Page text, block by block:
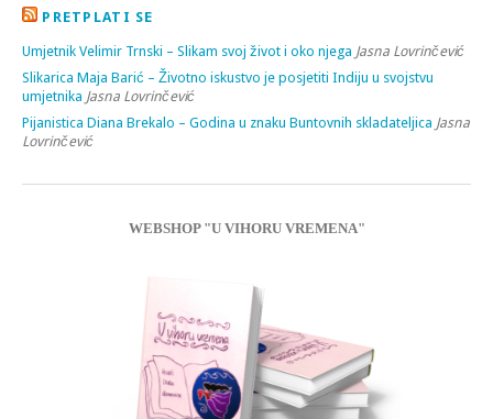
PRETPLATI SE
Umjetnik Velimir Trnski – Slikam svoj život i oko njega Jasna Lovrinčević
Slikarica Maja Barić – Životno iskustvo je posjetiti Indiju u svojstvu
umjetnika Jasna Lovrinčević
Pijanistica Diana Brekalo – Godina u znaku Buntovnih skladateljica Jasna
Lovrinčević
WEBSHOP "U VIHORU VREMENA"